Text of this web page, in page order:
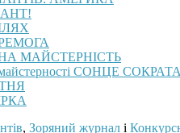
МАЙСТЕРНІСТЬ
майстерності СОНЦЕ СОКРАТА
, Зоряний журнал і